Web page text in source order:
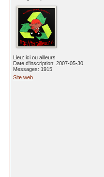
Lieu: ici ou ailleurs
Date d'inscription: 2007-05-30
Messages: 1915
Site web